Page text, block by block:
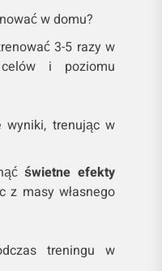
w domu?
3-5 razy w
i poziomu
wyniki, trenując w
świetne efekty
z masy własnego
treningu w